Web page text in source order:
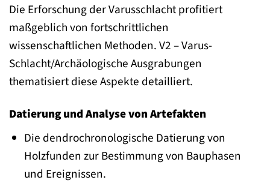
Die Erforschung der Varusschlacht profitiert
maßgeblich von fortschrittlichen
wissenschaftlichen Methoden. V2 – Varus-
Schlacht/Archäologische Ausgrabungen
thematisiert diese Aspekte detailliert.
Datierung und Analyse von Artefakten
Die dendrochronologische Datierung von
Holzfunden zur Bestimmung von Bauphasen
und Ereignissen.